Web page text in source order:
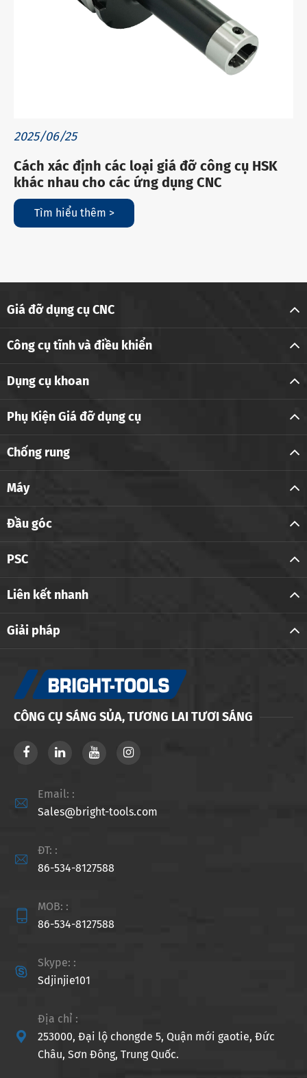
2025/06/25
Cách xác định các loại giá đỡ công cụ HSK
khác nhau cho các ứng dụng CNC
Tìm hiểu thêm >
Giá đỡ dụng cụ CNC
Công cụ tĩnh và điều khiển
Dụng cụ khoan
Phụ Kiện Giá đỡ dụng cụ
Chống rung
Máy
Đầu góc
PSC
Liên kết nhanh
Giải pháp
CÔNG CỤ SÁNG SỦA, TƯƠNG LAI TƯƠI SÁNG

Email: :
Sales@bright-tools.com

ĐT: :
86-534-8127588

MOB: :
86-534-8127588

Skype: :
Sdjinjie101

Địa chỉ :
253000, Đại lộ chongde 5, Quận mới gaotie, Đức
Châu, Sơn Đông, Trung Quốc.